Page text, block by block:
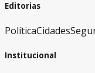
Editorias
PolíticaCidades
Institucional